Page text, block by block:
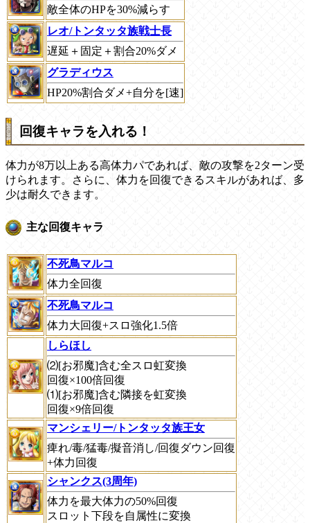
敵全体のHPを30%減らす
レオ/トンタッタ族戦士長
遅延＋固定＋割合20%ダメ
グラディウス
HP20%割合ダメ+自分を[速]
回復キャラを入れる！
体力が8万以上ある高体力パであれば、敵の攻撃を2ターン受
けられます。さらに、体力を回復できるスキルがあれば、多
少は耐久できます。
主な回復キャラ
不死鳥マルコ
体力全回復
不死鳥マルコ
体力大回復+スロ強化1.5倍
しらほし
⑵[お邪魔]含む全スロ虹変換
回復×100倍回復
⑴[お邪魔]含む隣接を虹変換
回復×9倍回復
マンシェリー/トンタッタ族王女
痺れ/毒/猛毒/擬音消し/回復ダウン回復
+体力回復
シャンクス(3周年)
体力を最大体力の50%回復
スロット下段を自属性に変換